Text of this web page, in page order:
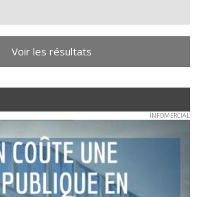
Voir les résultats
INFOMERCIAL